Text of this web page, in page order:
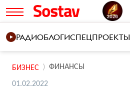
РАДИОБЛОГИСПЕЦПРОЕКТЫ
БИЗНЕС ФИНАНСЫ
01.02.2022